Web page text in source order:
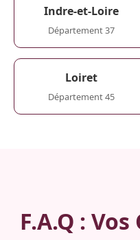
Indre-et-Loire
Département 37
Loiret
Département 45
F.A.Q :